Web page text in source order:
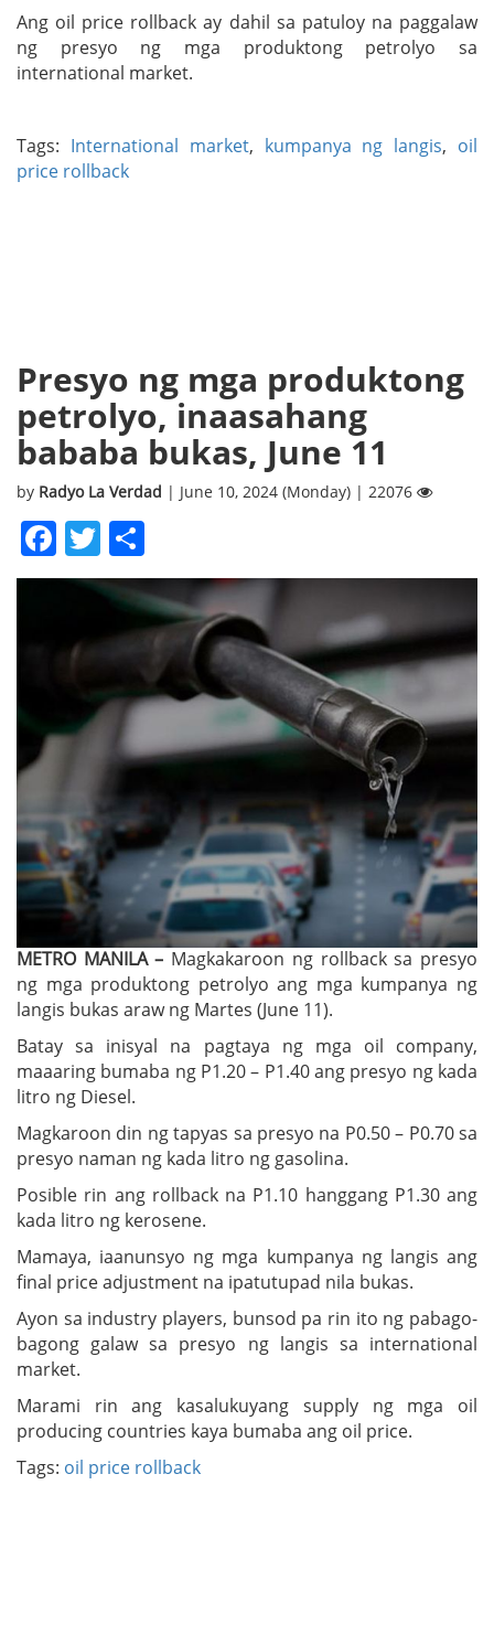
Ang oil price rollback ay dahil sa patuloy na paggalaw
ng presyo ng mga produktong petrolyo sa
international market.
Tags: International market, kumpanya ng langis, oil
price rollback
Presyo ng mga produktong
petrolyo, inaasahang
bababa bukas, June 11
by Radyo La Verdad | June 10, 2024 (Monday) | 22076
Facebook
Twitter
METRO MANILA – Magkakaroon ng rollback sa presyo
ng mga produktong petrolyo ang mga kumpanya ng
langis bukas araw ng Martes (June 11).
Batay sa inisyal na pagtaya ng mga oil company,
maaaring bumaba ng P1.20 – P1.40 ang presyo ng kada
litro ng Diesel.
Magkaroon din ng tapyas sa presyo na P0.50 – P0.70 sa
presyo naman ng kada litro ng gasolina.
Posible rin ang rollback na P1.10 hanggang P1.30 ang
kada litro ng kerosene.
Mamaya, iaanunsyo ng mga kumpanya ng langis ang
final price adjustment na ipatutupad nila bukas.
Ayon sa industry players, bunsod pa rin ito ng pabago-
bagong galaw sa presyo ng langis sa international
market.
Marami rin ang kasalukuyang supply ng mga oil
producing countries kaya bumaba ang oil price.
Tags: oil price rollback